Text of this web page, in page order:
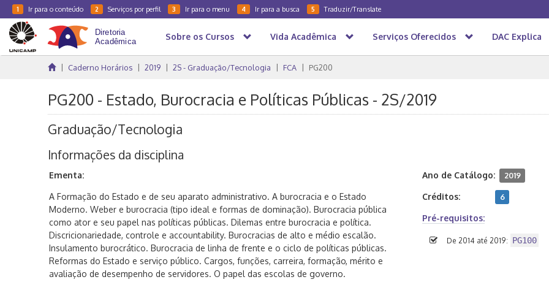
1 Ir para o conteúdo 2 Serviços por perfil 3 Ir para o menu 4 Ir para a busca 5 Traduzir/Translate
Sobre os Cursos Vida Acadêmica Serviços Oferecidos DAC Explica
Caderno Horários 2019 2S - Graduação/Tecnologia FCA PG200
PG200 - Estado, Burocracia e Políticas Públicas - 2S/2019
Graduação/Tecnologia
Informações da disciplina
Ementa:
A Formação do Estado e de seu aparato administrativo. A burocracia e o Estado
Moderno. Weber e burocracia (tipo ideal e formas de dominação). Burocracia pública
como ator e seu papel nas políticas públicas. Dilemas entre burocracia e política.
Discricionariedade, controle e accountability. Burocracias de alto e médio escalão.
Insulamento burocrático. Burocracia de linha de frente e o ciclo de políticas públicas.
Reformas do Estado e serviço público. Cargos, funções, carreira, formação, mérito e
avaliação de desempenho de servidores. O papel das escolas de governo.
Ano de Catálogo: 2019
Créditos: 6
Pré-requisitos:
De 2014 até 2019: PG100